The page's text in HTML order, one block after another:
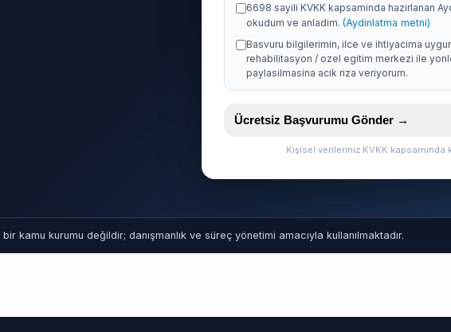
6698 sayili KVKK kapsaminda hazirlanan
okudum ve anladim. (Aydinlatma metni)
Basvuru bilgilerimin, ilce ve ihtiyacima
rehabilitasyon / ozel egitim merkezi ile
paylasilmasina acik riza veriyorum.
Ücretsiz Başvurumu Gönder →
Kişisel verileriniz KVKK kapsamında
kamu kurumu değildir; danışmanlık ve süreç yönetimi amacıyla kullanılmaktadır.